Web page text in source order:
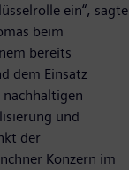
ein“, sagte
beim
bereits
dem Einsatz
und
der
Konzern im